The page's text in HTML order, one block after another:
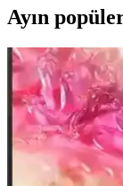
Ayın